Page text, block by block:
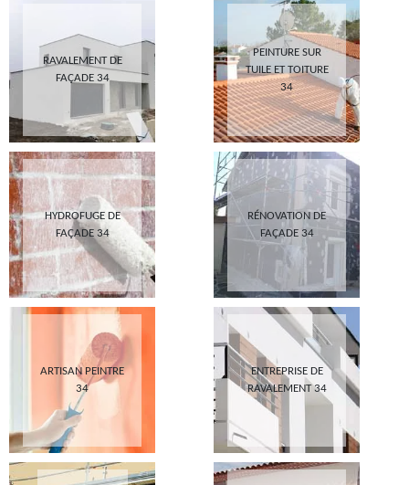
RAVALEMENT DE
FAÇADE 34
PEINTURE SUR
TUILE ET TOITURE
34
HYDROFUGE DE
FAÇADE 34
RÉNOVATION DE
FAÇADE 34
ARTISAN PEINTRE
34
ENTREPRISE DE
RAVALEMENT 34